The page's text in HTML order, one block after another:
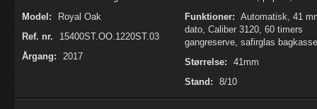
Model:
Royal Oak
Ref. nr.
15400ST.OO.1220ST.03
Årgang:
2017
Funktioner: Automatisk, 41
dato, Caliber 3120, 60 timers
gangreserve, safirglas
Størrelse:
41mm
Stand:
8/10